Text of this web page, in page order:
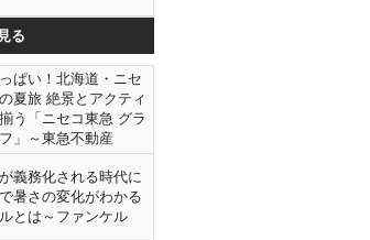
る
ぱい！北海道・ニセ
夏旅 絶景とアクティ
う「ニセコ東急 グラ
」～東急不動産
義務化される時代に
暑さの変化がわかる
とは～ファンケル